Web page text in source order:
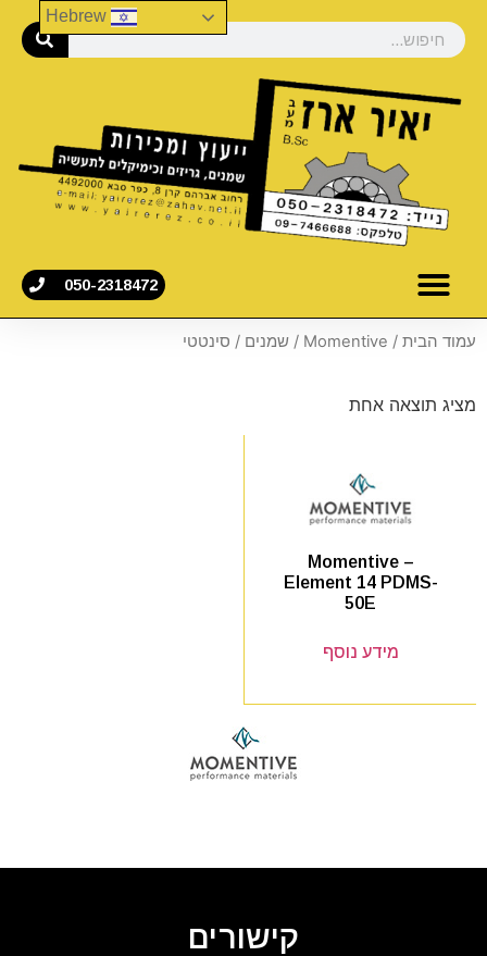
050-2318472
עמוד הבית /
Momentive
/ שמנים / סינטטי
מציג תוצאה אחת
Momentive –
Element 14 PDMS-
50E
מידע נוסף
קישורים
Hebrew